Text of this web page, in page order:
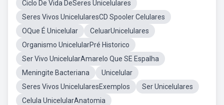
Ciclo De Vida DeSeres Unicelulares
Seres Vivos UnicelularesCD Spooler Celulares
OQue É Unicelular
CeluarUnicelulares
Organismo UnicelularPré Historico
Ser Vivo UnicelularAmarelo Que SE Espalha
Meningite Bacteriana
Unicelular
Seres Vivos UnicelularesExemplos
Ser Unicelulares
Celula UnicelularAnatomia